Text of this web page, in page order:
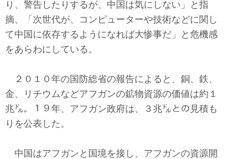
り、警告したりするが、中国は気にしない」と指
摘、「次世代が、コンピューターや技術などに関し
て中国に依存するようになれば大惨事だ」と危機感
をあらわにしている。
２０１０年の国防総省の報告によると、銅、鉄、
金、リチウムなどアフガンの鉱物資源の価値は約１
兆㌦。１９年、アフガン政府は、３兆㌦との見積も
りを公表した。
中国はアフガンと国境を接し、アフガンの資源開